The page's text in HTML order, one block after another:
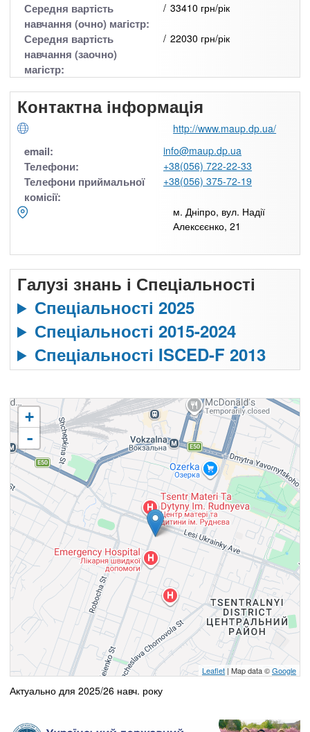
Середня вартість
навчання (очно) магістр:
33410 грн/рік
Середня вартість
навчання (заочно)
магістр:
22030 грн/рік
Контактна інформація
http://www.maup.dp.ua/
email: info@maup.dp.ua
Телефони: +38(056) 722-22-33
Телефони приймальної
комісії:
+38(056) 375-72-19
м. Дніпро, вул. Надії
Алексєєнко, 21
Галузі знань і Спеціальності
Спеціальності 2025
Спеціальності 2015-2024
Спеціальності ISCED-F 2013
+
-
Leaflet | Map data ©Google
Актуально для 2025/26 навч. року